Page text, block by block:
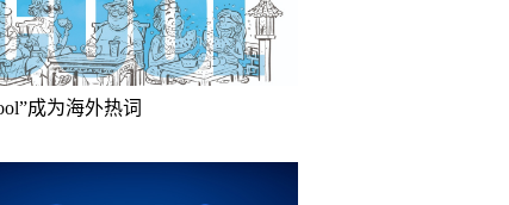
成为海外热词